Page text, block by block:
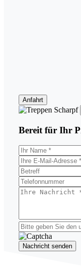
Anfahrt
Bereit für Ihr
Nachricht senden